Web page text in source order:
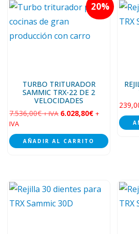
20
TURBO TRITURADOR
SAMMIC TRX-22 DE 2
VELOCIDADES
7.536,00€ + IVA 6.028,80€ +
IVA
AÑADIR AL CARRITO